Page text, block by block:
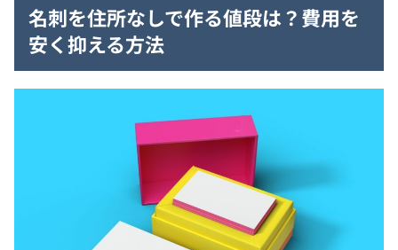
名刺を住所なしで作る値段は？費用を
安く抑える方法